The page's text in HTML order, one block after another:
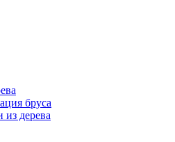
бруса
дерева